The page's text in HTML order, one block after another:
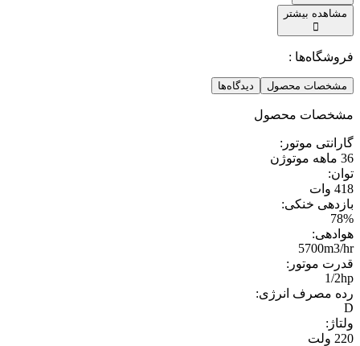
مشاهده بیشتر
فروشگاه‌ها :
مشخصات محصول دیدگاه‌ها
مشخصات محصول
گارانتی موتور :
36 ماهه موتوژن
توان:
418 وات
بازدهی خنکی:
78%
هوادهی:
5700m3/hr
قدرت موتور :
1/2hp
رده مصرف انرژی:
D
ولتاژ :
220 ولت